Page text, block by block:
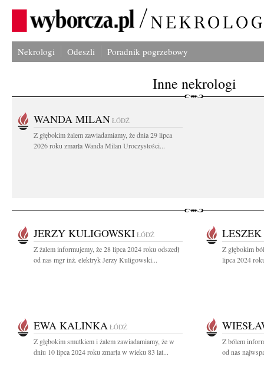
Nekrologi Odeszli Poradnik pogrzebowy
Inne nekrologi
WANDA MILAN ŁÓDŹ
Z głębokim żalem zawiadamiamy, że dnia 29 lipca
2026 roku zmarła Wanda Milan Uroczystości...
JERZY KULIGOWSKI ŁÓDŹ
Z żalem informujemy, że 28 lipca 2024 roku odszedł
od nas mgr inż. elektryk Jerzy Kuligowski...
Z głębokim
lipca 2024
EWA KALINKA ŁÓDŹ
Z głębokim smutkiem i żalem zawiadamiamy, że w
dniu 10 lipca 2024 roku zmarła w wieku 83 lat...
Z bólem
od nas